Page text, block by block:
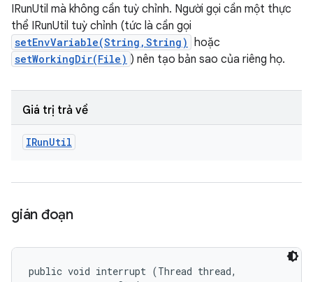
IRunUtil mà không cần tuỳ chỉnh. Người gọi cần một thực
thể IRunUtil tuỳ chỉnh (tức là cần gọi
setEnvVariable(String,String) hoặc
setWorkingDir(File) ) nên tạo bản sao của riêng họ.
Giá trị trả về
IRunUtil
gián đoạn
public void interrupt (Thread thread,